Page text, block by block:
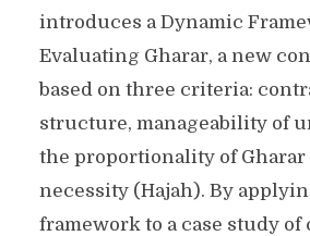
introduces a Dynamic
Evaluating Gharar, a new
based on three criteria:
structure, manageability of
the proportionality of Gharar
necessity (Hajah). By
framework to a case study